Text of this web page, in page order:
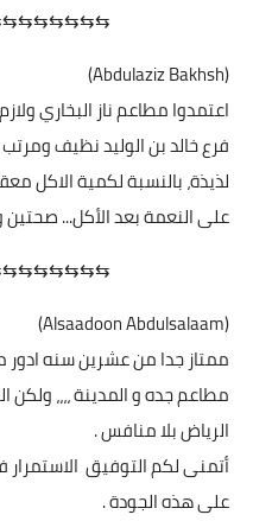
(Abdulaziz Bakhsh)
اعتمدوا مطاعم ناز البخاري
فرع خالد بن الوليد نظيف
لذيذة، بالنسبة لكمية الاكل
على النعمة بعد الأكل... صحتين
(Alsaadoon Abdulsalaam)
ممتاز جدا من عشرين سنه
مطاعم جده و المدينة ،،،،
الرياض بلا منافس .
أتمنى لكم التوفيق
على هذه الجودة .